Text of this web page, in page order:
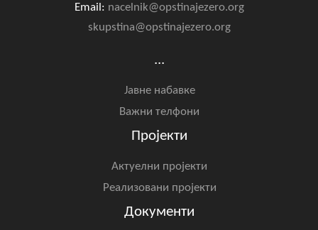
Email: nacelnik@opstinajezero.org
skupstina@opstinajezero.org
...
Јавне набавке
Важни телфони
Пројекти
Актуелни пројекти
Реализовани пројекти
Документи